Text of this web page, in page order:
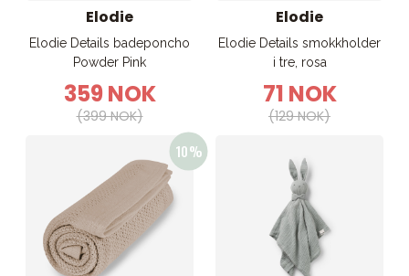
Elodie
Elodie Details badeponcho
Powder Pink
359 NOK
(399 NOK)
Elodie
Elodie Details smokkholder
i tre, rosa
71 NOK
(129 NOK)